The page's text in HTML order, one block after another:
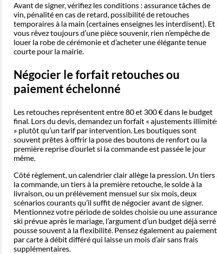
Avant de signer, vérifiez les conditions : assurance tâches de
vin, pénalité en cas de retard, possibilité de retouches
temporaires à la main (certaines enseignes les interdisent). Et
vous rêvez toujours d’une pièce souvenir, rien n’empêche de
louer la robe de cérémonie et d’acheter une élégante tenue
courte pour la mairie.
Négocier le forfait retouches ou
paiement échelonné
Les retouches représentent entre 80 et 300 € dans le budget
final. Lors du devis, demandez un forfait « ajustements
» plutôt qu’un tarif par intervention. Les boutiques sont
souvent prêtes à offrir la pose des boutons de renfort ou la
première reprise d’ourlet si la commande est passée le jour
même.
Côté règlement, un calendrier clair allège la pression. Un tiers
la commande, un tiers à la première retouche, le solde à la
livraison, ou un prélèvement mensuel sur six mois, deux
scénarios courants qu’il suffit de négocier avant de signer.
Mentionnez votre période de soldes choisie ou une assurance
ski prévue après le mariage, l’argument d’un budget déjà serré
pousse souvent à la flexibilité. Pensez également au paiement
par carte à débit différé qui laisse un mois d’air sans frais
supplémentaires.